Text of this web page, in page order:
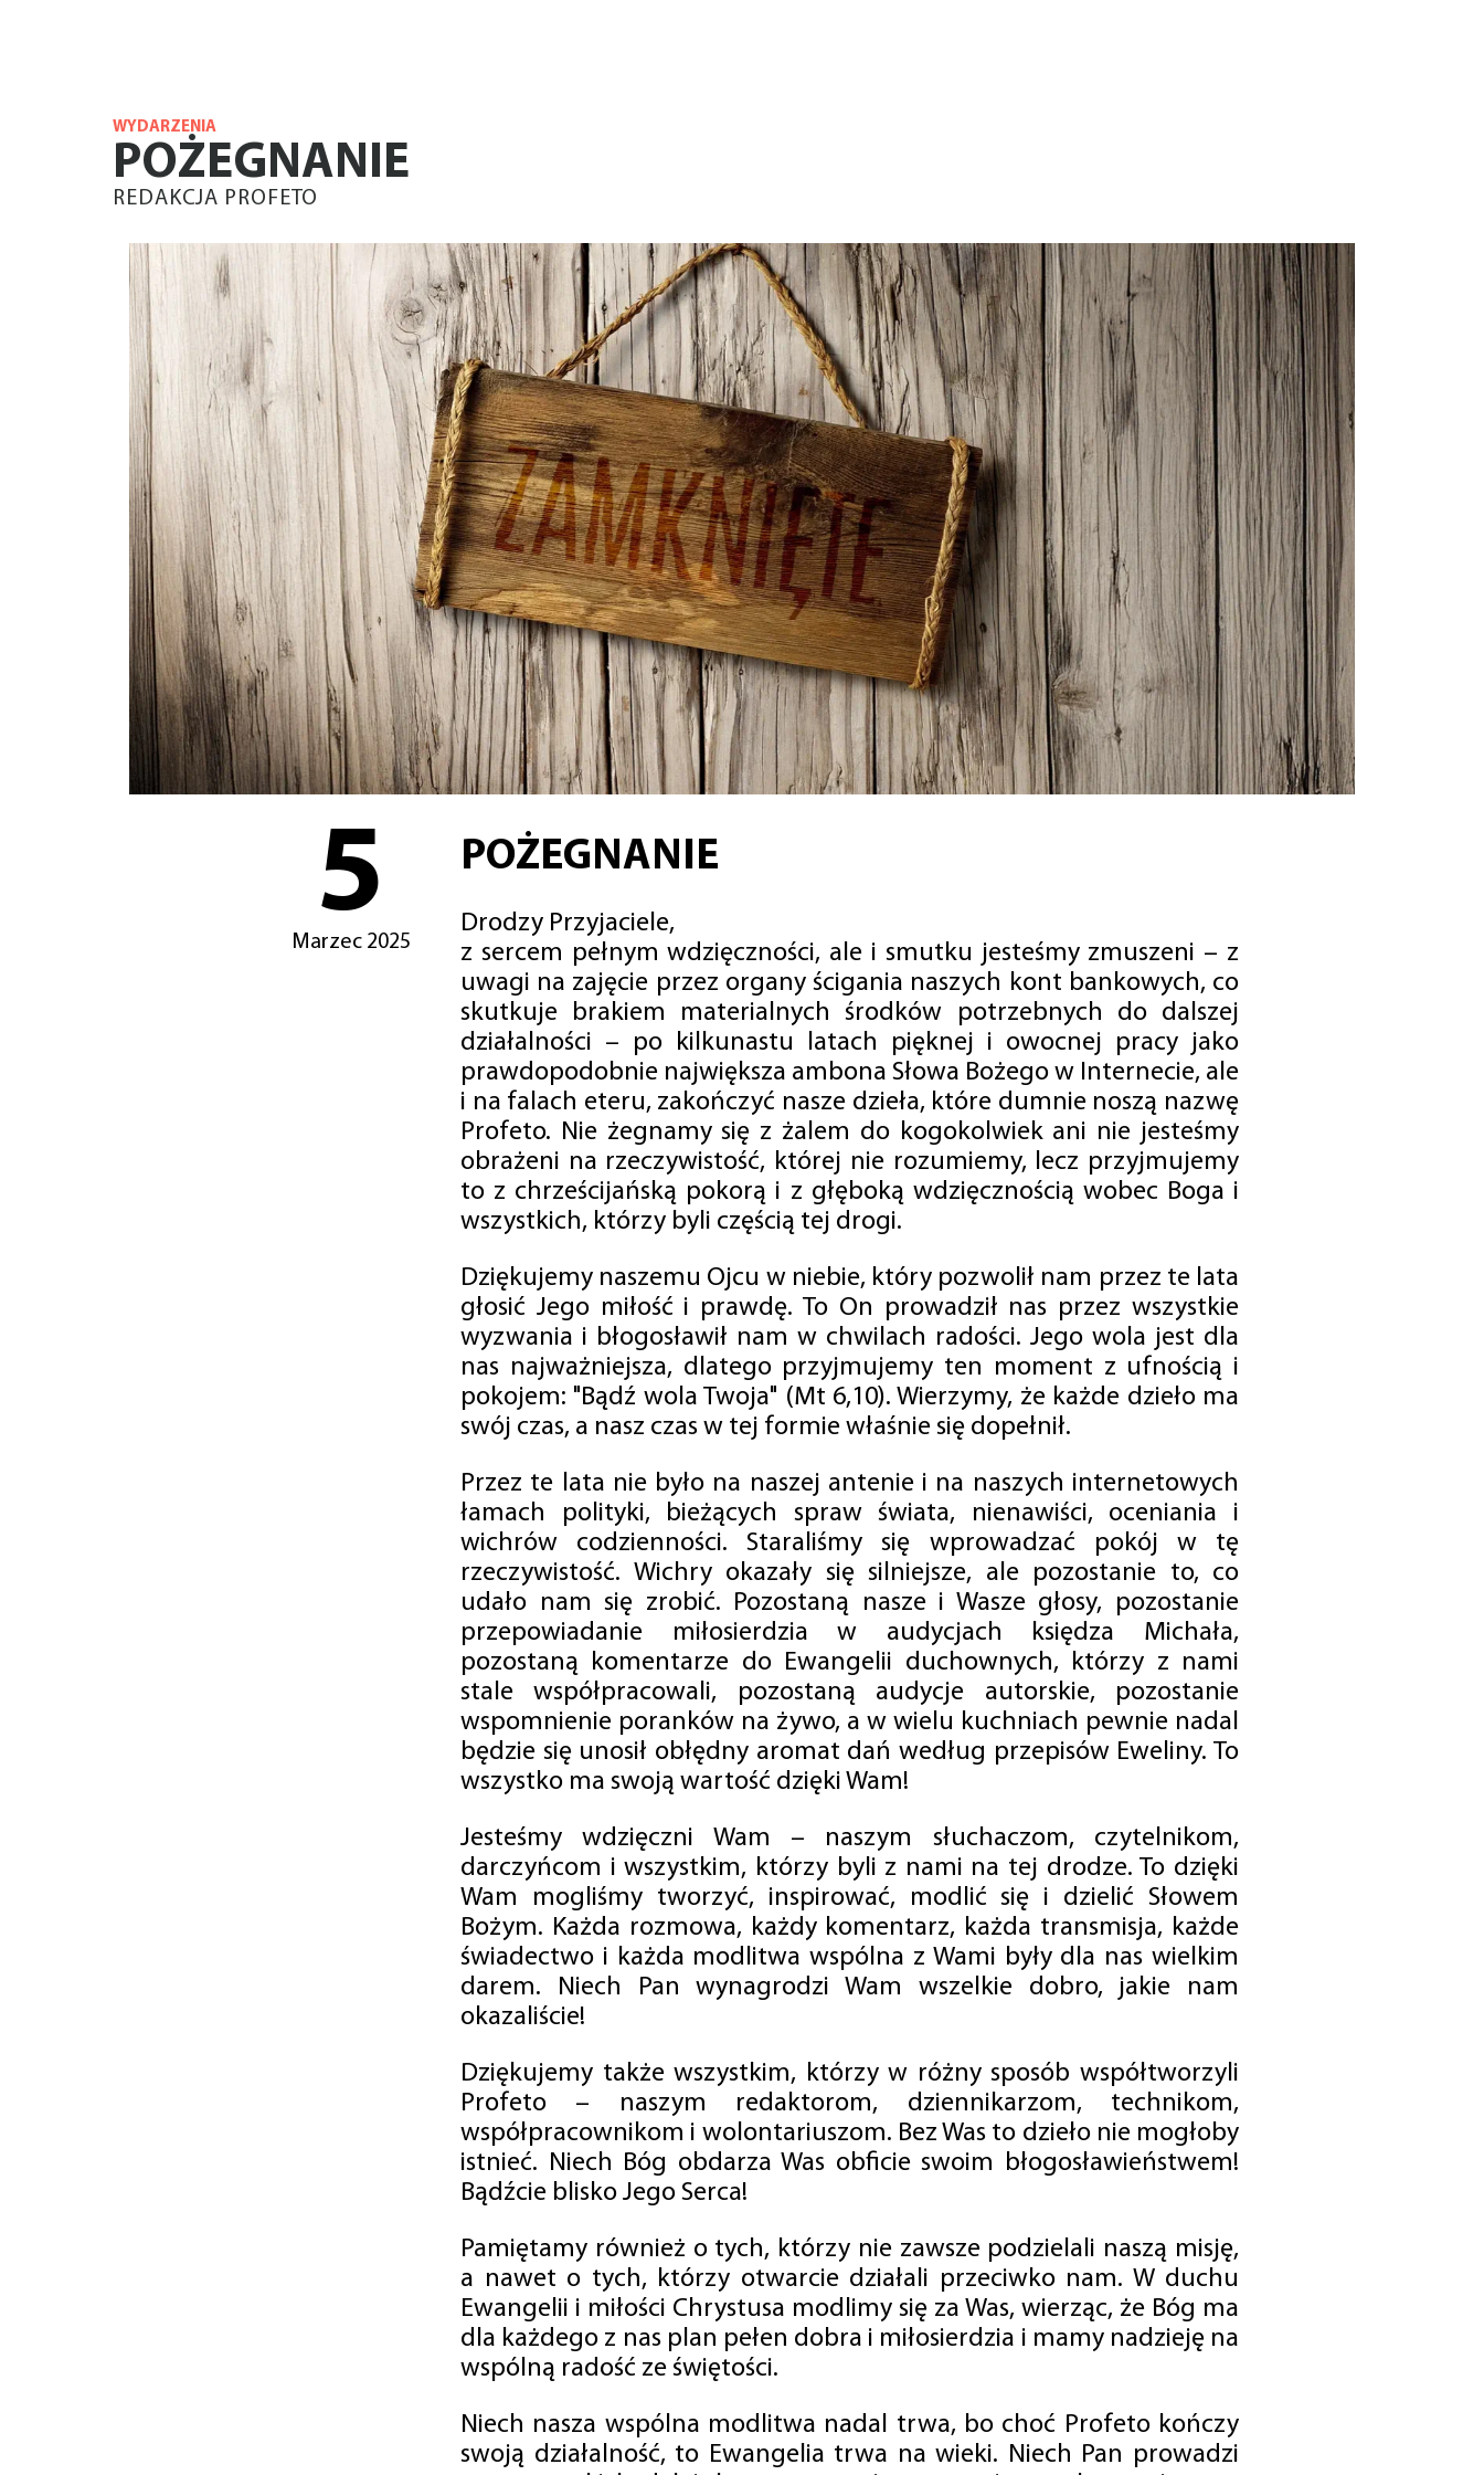
WYDARZENIA
POŻEGNANIE
REDAKCJA PROFETO
5
Marzec 2025
POŻEGNANIE
Drodzy Przyjaciele,
z sercem pełnym wdzięczności, ale i smutku jesteśmy zmuszeni – z
uwagi na zajęcie przez organy ścigania naszych kont bankowych, co
skutkuje brakiem materialnych środków potrzebnych do dalszej
działalności – po kilkunastu latach pięknej i owocnej pracy jako
prawdopodobnie największa ambona Słowa Bożego w Internecie, ale
i na falach eteru, zakończyć nasze dzieła, które dumnie noszą nazwę
Profeto. Nie żegnamy się z żalem do kogokolwiek ani nie jesteśmy
obrażeni na rzeczywistość, której nie rozumiemy, lecz przyjmujemy
to z chrześcijańską pokorą i z głęboką wdzięcznością wobec Boga i
wszystkich, którzy byli częścią tej drogi.
Dziękujemy naszemu Ojcu w niebie, który pozwolił nam przez te lata
głosić Jego miłość i prawdę. To On prowadził nas przez wszystkie
wyzwania i błogosławił nam w chwilach radości. Jego wola jest dla
nas najważniejsza, dlatego przyjmujemy ten moment z ufnością i
pokojem: "Bądź wola Twoja" (Mt 6,10). Wierzymy, że każde dzieło ma
swój czas, a nasz czas w tej formie właśnie się dopełnił.
Przez te lata nie było na naszej antenie i na naszych internetowych
łamach polityki, bieżących spraw świata, nienawiści, oceniania i
wichrów codzienności. Staraliśmy się wprowadzać pokój w tę
rzeczywistość. Wichry okazały się silniejsze, ale pozostanie to, co
udało nam się zrobić. Pozostaną nasze i Wasze głosy, pozostanie
przepowiadanie miłosierdzia w audycjach księdza Michała,
pozostaną komentarze do Ewangelii duchownych, którzy z nami
stale współpracowali, pozostaną audycje autorskie, pozostanie
wspomnienie poranków na żywo, a w wielu kuchniach pewnie nadal
będzie się unosił obłędny aromat dań według przepisów Eweliny. To
wszystko ma swoją wartość dzięki Wam!
Jesteśmy wdzięczni Wam – naszym słuchaczom, czytelnikom,
darczyńcom i wszystkim, którzy byli z nami na tej drodze. To dzięki
Wam mogliśmy tworzyć, inspirować, modlić się i dzielić Słowem
Bożym. Każda rozmowa, każdy komentarz, każda transmisja, każde
świadectwo i każda modlitwa wspólna z Wami były dla nas wielkim
darem. Niech Pan wynagrodzi Wam wszelkie dobro, jakie nam
okazaliście!
Dziękujemy także wszystkim, którzy w różny sposób współtworzyli
Profeto – naszym redaktorom, dziennikarzom, technikom,
współpracownikom i wolontariuszom. Bez Was to dzieło nie mogłoby
istnieć. Niech Bóg obdarza Was obficie swoim błogosławieństwem!
Bądźcie blisko Jego Serca!
Pamiętamy również o tych, którzy nie zawsze podzielali naszą misję,
a nawet o tych, którzy otwarcie działali przeciwko nam. W duchu
Ewangelii i miłości Chrystusa modlimy się za Was, wierząc, że Bóg ma
dla każdego z nas plan pełen dobra i miłosierdzia i mamy nadzieję na
wspólną radość ze świętości.
Niech nasza wspólna modlitwa nadal trwa, bo choć Profeto kończy
swoją działalność, to Ewangelia trwa na wieki. Niech Pan prowadzi